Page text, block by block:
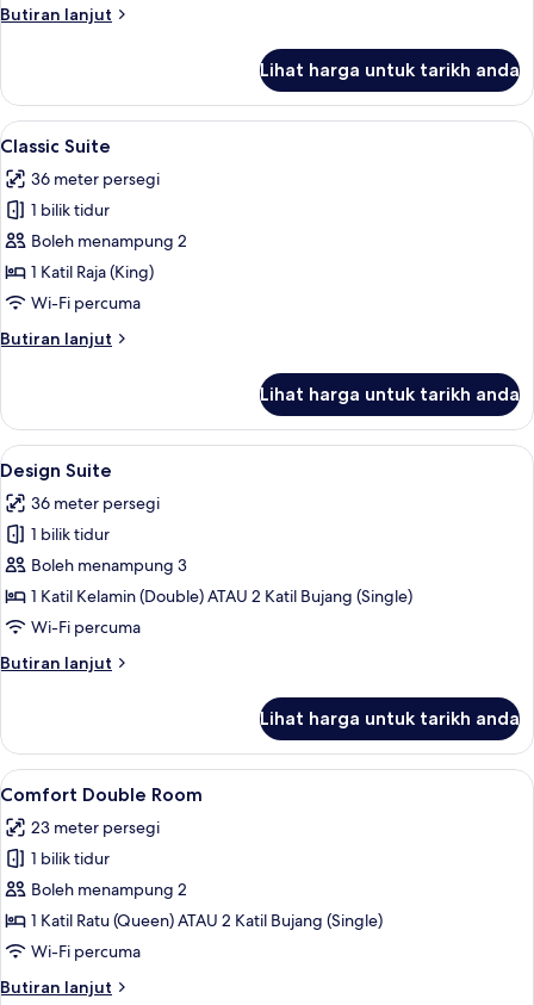
Butiran lanjut
Butiran
Suite
Lihat harga untuk tarikh anda
Lihat
semua
foto
untuk
Classic
Suite
Classic Suite | Peralatan tempat
6
Classic Suite
36 meter persegi
1 bilik tidur
Boleh menampung 2
1 Katil Raja (King)
Wi-Fi percuma
Butiran lanjut
Butiran
Suite
Lihat harga untuk tarikh anda
Lihat
semua
foto
untuk
Design
Suite
Peralatan tempat tidur premium, bar
5
Design Suite
36 meter persegi
1 bilik tidur
Boleh menampung 3
1 Katil Kelamin (Double) ATAU 2 Katil Bujang (Single)
Wi-Fi percuma
Butiran lanjut
Butiran
Suite
Lihat harga untuk tarikh anda
Lihat
semua
foto
untuk
Comfort
Double
Room
Peralatan tempat tidur premium, bar
4
Comfort Double Room
23 meter persegi
1 bilik tidur
Boleh menampung 2
1 Katil Ratu (Queen) ATAU 2 Katil Bujang (Single)
Wi-Fi percuma
Butiran lanjut
Butiran